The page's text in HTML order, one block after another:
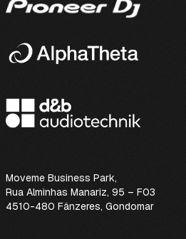
Moveme Business Park,
Rua Alminhas Manariz, 95 – F03
4510-480 Fânzeres, Gondomar